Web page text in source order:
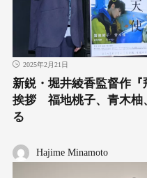
2025年2月21日
新鋭・堀井綾香監督作
挨拶 福地桃子、青木柚
る
Hajime Minamoto